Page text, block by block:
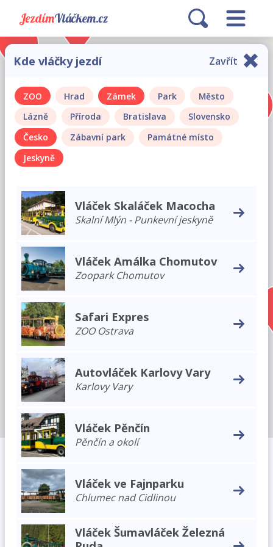
JezdímVláčkem.cz
Kde vláčky jezdí Zavřít
ZOO Hrad Zámek Park
Město
Lázně
Příroda Bratislava
Slovensko
Česko
Zábavní park
Památné místo
Jeskyně
Vláček Skaláček Macocha
Skalní Mlýn - Punkevní jeskyně
Vláček Amálka Chomutov
Zoopark Chomutov
Safari Expres
ZOO Ostrava
Autovláček Karlovy Vary
Karlovy Vary
Vláček Pěnčín
Pěnčín a okolí
Vláček ve Fajnparku
Chlumec nad Cidlinou
Vláček Šumavláček Železná